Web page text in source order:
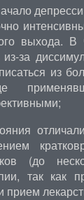
выхода. В
за
из
(до
так как
прием